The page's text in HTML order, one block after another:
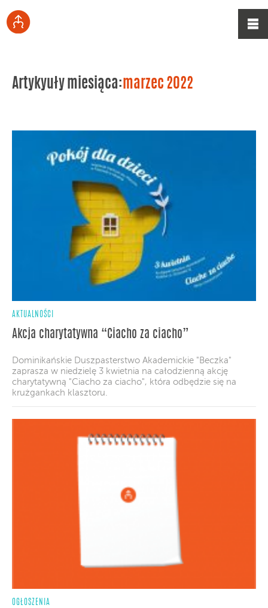
Artykyuły miesiąca: marzec 2022
AKTUALNOŚCI
Akcja charytatywna “Ciacho za ciacho”
Dominikańskie Duszpasterstwo Akademickie "Beczka"
zaprasza w niedzielę 3 kwietnia na całodzienną akcję
charytatywną "Ciacho za ciacho", która odbędzie się na
krużgankach klasztoru.
OGŁOSZENIA